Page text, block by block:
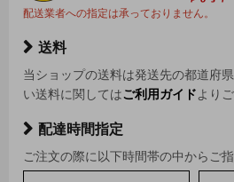
配送業者への指定は承っておりません。
送料
当ショップの送料は発送先の都道府
い送料に関してはご利用ガイドより
配達時間指定
ご注文の際に以下時間帯の中からご